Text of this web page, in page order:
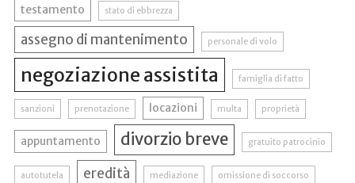
testamento stato di ebbrezza
assegno di mantenimento personale di volo
negoziazione assistita famiglia di fatto
sanzioni prenotazione locazioni multa proprietà
appuntamento divorzio breve gratuito patrocinio
autotutela eredità mediazione omissione di soccorso